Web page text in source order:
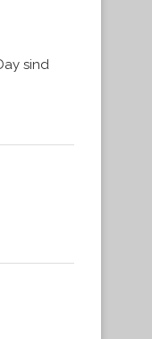
sind